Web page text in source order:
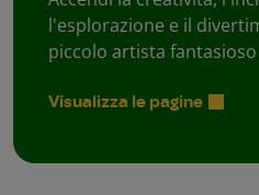
l'esplorazione e il
piccolo artista
Visualizza le pagine